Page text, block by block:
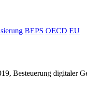
BEPS OECD EU
Besteuerung digitaler